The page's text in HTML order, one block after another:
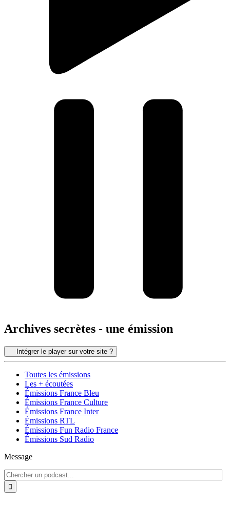
Archives secrètes - une émission
Intégrer le player sur votre site ?
Toutes les émissions
Les + écoutées
Émissions France Bleu
Émissions France Culture
Émissions France Inter
Émissions RTL
Émissions Fun Radio France
Émissions Sud Radio
Message